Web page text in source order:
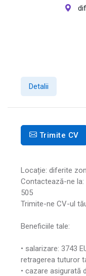
Detalii
Trimite CV
Locație: diferite
Contactează-ne la:
505
Trimite-ne CV-ul
Beneficiile tale:
• salarizare: 3743
retragerea tuturor
• cazare asigurată